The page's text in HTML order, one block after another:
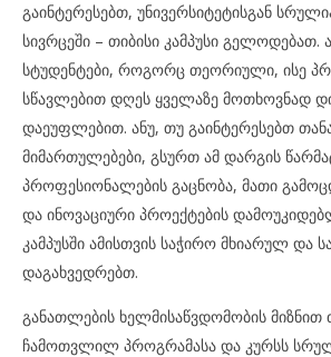
გაინტერესებთ, უნივერსიტეტისგან
სივრცეში – თიბისი კამპუსი გელოდებათ.
სტუდენტები, როგორც თეორიული, ისე
სწავლებით დღეს ყველაზე მოთხოვნად
დაეუფლებით. ანუ, თუ გაინტერესებთ
მიმართულებები, გსურთ ამ დარგის
პროფესიონალების გაცნობა, მათი
და ინოვაციური პროექტების
კამპუსში ამისთვის საჭირო მხიარულ და
დაგახვედრებთ.
განათლების ხელმისაწვდომობის მიზნით
ჩამოთვლილ პროგრამასა და კურსს